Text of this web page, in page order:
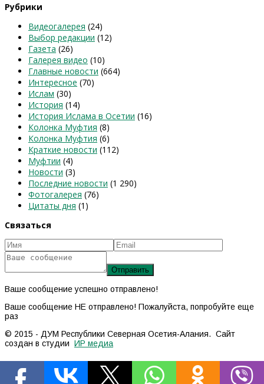
Рубрики
Видеогалерея (24)
Выбор редакции (12)
Газета (26)
Галерея видео (10)
Главные новости (664)
Интересное (70)
Ислам (30)
История (14)
История Ислама в Осетии (16)
Колонка Муфтия (8)
Колонка Муфтия (6)
Краткие новости (112)
Муфтии (4)
Новости (3)
Последние новости (1 290)
Фотогалерея (76)
Цитаты дня (1)
Связаться
Ваше сообщение успешно отправлено!
Ваше сообщение НЕ отправлено! Пожалуйста, попробуйте еще
раз
© 2015 - ДУМ Республики Северная Осетия-Алания. Сайт
создан в студии ИР медиа